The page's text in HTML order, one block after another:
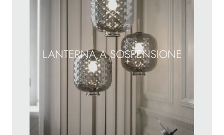
LANTERNA A SOSPENSIONE